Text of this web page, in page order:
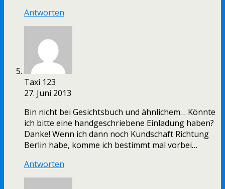
Antworten
Taxi 123
27. Juni 2013
Bin nicht bei Gesichtsbuch und ähnlichem… Könnte
ich bitte eine handgeschriebene Einladung haben?
Danke! Wenn ich dann noch Kundschaft Richtung
Berlin habe, komme ich bestimmt mal vorbei…
Antworten